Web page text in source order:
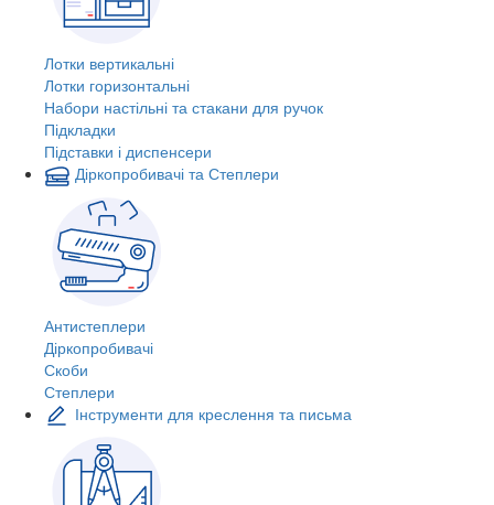
Лотки вертикальні
Лотки горизонтальні
Набори настільні та стакани для ручок
Підкладки
Підставки і диспенсери
Діркопробивачі та Степлери
Антистеплери
Діркопробивачі
Скоби
Степлери
Інструменти для креслення та письма